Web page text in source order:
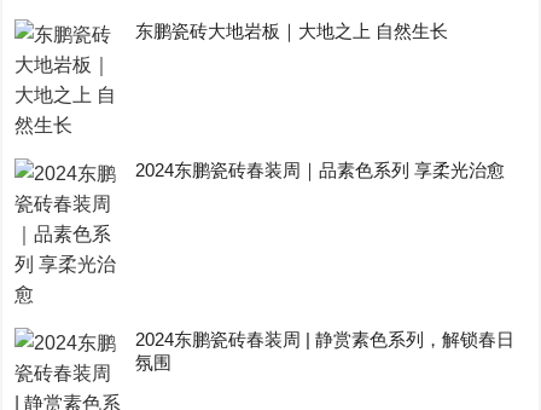
东鹏瓷砖大地岩板｜大地之上 自然生长
2024东鹏瓷砖春装周｜品素色系列 享柔光治愈
2024东鹏瓷砖春装周 | 静赏素色系列，解锁春日
氛围